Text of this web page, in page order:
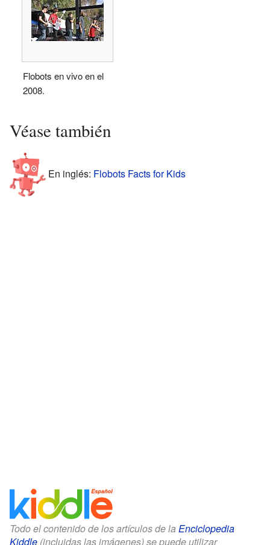
Flobots en vivo en el
2008.
Véase también
En inglés: Flobots Facts for Kids
Todo el contenido de los artículos de la Enciclopedia
Kiddle (incluidas las imágenes) se puede utilizar